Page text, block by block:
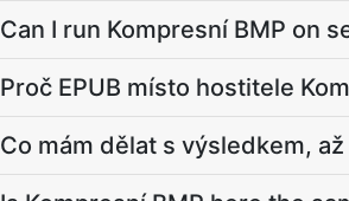
Can I run Kompresní BMP on
Proč EPUB místo hostitele
Co mám dělat s výsledkem,